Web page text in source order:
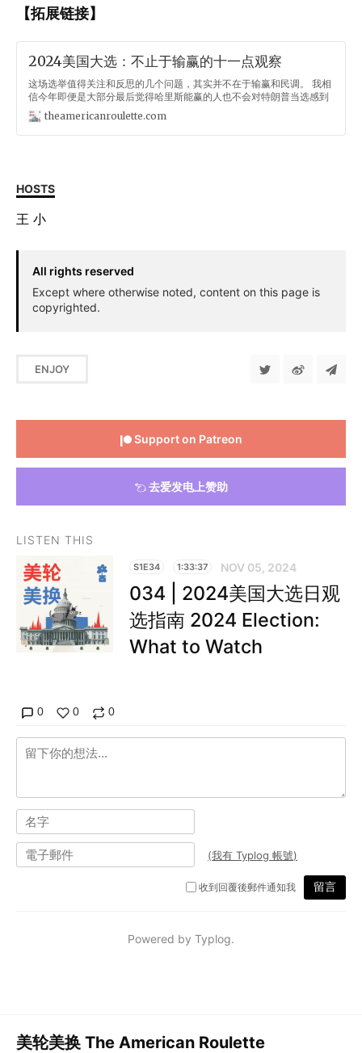
【拓展链接】
2024美国大选：不止于输赢的十一点观察
这场选举值得关注和反思的几个问题，其实并不在于输赢和民调。 我相
信今年即便是大部分最后觉得哈里斯能赢的人也不会对特朗普当选感到
意外。特朗普主义的常态化在2020年后已经注定，2016的“意外”多年
之后看，并不是空穴来风。 1. 对政治极化的理解，或者说美国两极化的
构想，终于在一次历史性的全国摇摆之后要发生改变。原先在政治极化
关注的三大议题中的其二——移民和经济通胀得分都远不如另一个党，
而过去四年民众对现任政府执政的民意认可只有4成，那或许执政党候
选人在选举中被压倒性优势击败似乎也并不是一件不符合逻辑的事情。
3. 共和党在特朗普主义大旗下的吸引力跨越了传统的阶级和族裔，这一
还有更多需要斟酌的地方。一，特朗普的表现比国会共和党人要突出，
共和党在参院的席位增长
theamericanroulette.com
HOSTS
王 小
All rights reserved
Except where otherwise noted, content on this page is
copyrighted.
ENJOY
Support on Patreon
去爱发电上赞助
LISTEN THIS
S1E34 1:33:37 NOV 05, 2024
034 | 2024美国大选日观
选指南 2024 Election:
What to Watch
美轮美换 The American Roulette